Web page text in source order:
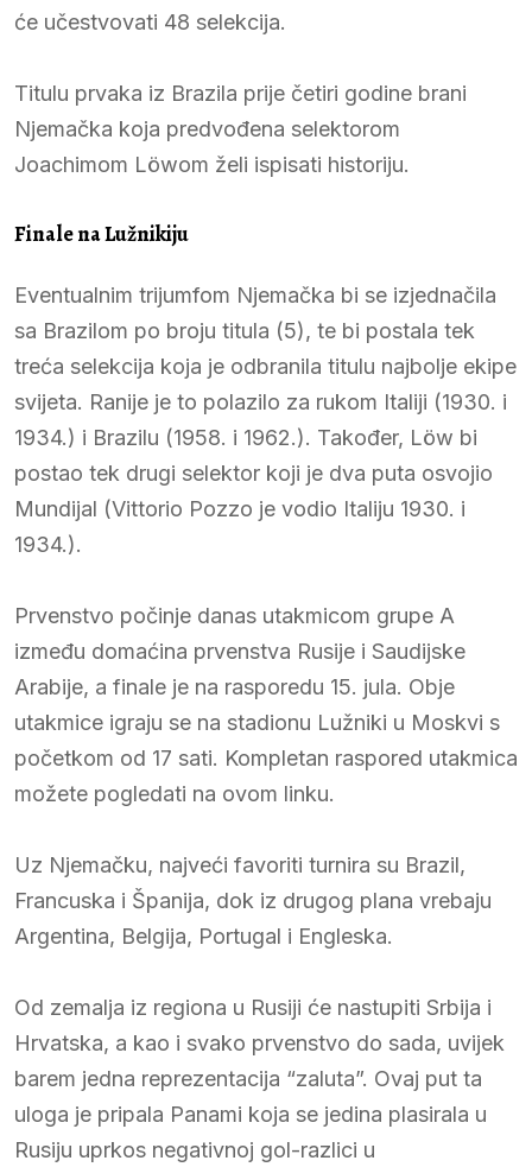
će učestvovati 48 selekcija.
Titulu prvaka iz Brazila prije četiri godine brani
Njemačka koja predvođena selektorom
Joachimom Löwom želi ispisati historiju.
Finale na Lužnikiju
Eventualnim trijumfom Njemačka bi se izjednačila
sa Brazilom po broju titula (5), te bi postala tek
treća selekcija koja je odbranila titulu najbolje ekipe
svijeta. Ranije je to polazilo za rukom Italiji (1930. i
1934.) i Brazilu (1958. i 1962.). Također, Löw bi
postao tek drugi selektor koji je dva puta osvojio
Mundijal (Vittorio Pozzo je vodio Italiju 1930. i
1934.).
Prvenstvo počinje danas utakmicom grupe A
između domaćina prvenstva Rusije i Saudijske
Arabije, a finale je na rasporedu 15. jula. Obje
utakmice igraju se na stadionu Lužniki u Moskvi s
početkom od 17 sati. Kompletan raspored utakmica
možete pogledati na ovom linku.
Uz Njemačku, najveći favoriti turnira su Brazil,
Francuska i Španija, dok iz drugog plana vrebaju
Argentina, Belgija, Portugal i Engleska.
Od zemalja iz regiona u Rusiji će nastupiti Srbija i
Hrvatska, a kao i svako prvenstvo do sada, uvijek
barem jedna reprezentacija “zaluta”. Ovaj put ta
uloga je pripala Panami koja se jedina plasirala u
Rusiju uprkos negativnoj gol-razlici u